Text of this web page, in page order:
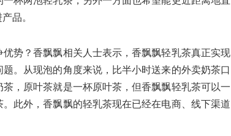
品。
势？香飘飘相关人士表示，香飘飘轻乳茶真正实现
。从现泡的角度来说，比半小时送来的外卖奶茶口
，原叶茶就是一杯原叶茶，但香飘飘轻乳茶可以一
此外，香飘飘的轻乳茶现在已经在电商、线下渠道